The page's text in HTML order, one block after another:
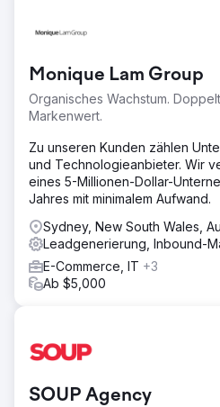
Monique Lam Group
Organisches Wachstum.
Markenwert.
Zu unseren Kunden zählen
und Technologieanbieter. Wir
eines 5-Millionen-Dollar-
Jahres mit minimalem Aufwand.
Sydney, New South Wales,
Leadgenerierung, Inbound-
E-Commerce, IT +3
Ab $5,000
SOUP Agency